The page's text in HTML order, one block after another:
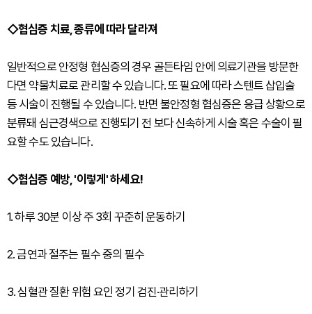
◇협심증 치료, 종류에 따라 달라져
일반적으로 안정형 협심증의 경우 골든타임 안에 의료기관을 방문한
다면 약물치료로 관리할 수 있습니다. 또 필요에 따라 스텐트 삽입술
등 시술이 진행될 수 있습니다. 반면 불안정형 협심증은 응급 상황으로
분류돼 심근경색으로 진행되기 전 보다 신속하게 시술 혹은 수술이 필
요할 수도 있습니다.
◇협심증 예방, '이렇게' 하세요!
1. 하루 30분 이상 주 3회 꾸준히 운동하기
2. 금연과 절주는 필수 중의 필수
3. 심혈관 질환 위험 요인 정기 검진·관리하기